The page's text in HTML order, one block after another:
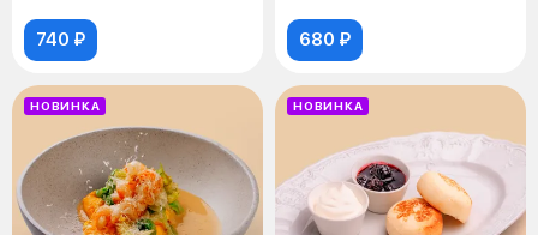
740 ₽ 680 ₽
НОВИНКА НОВИНКА